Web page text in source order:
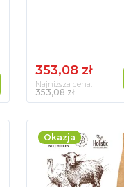
353,08 zł
Najniższa cena:
353,08 zł
Okazja